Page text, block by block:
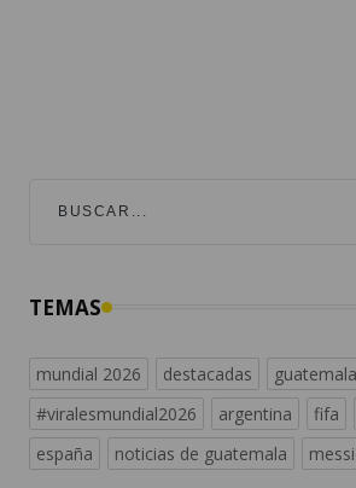
mundial 2026
españa
noticias de guatemala messi